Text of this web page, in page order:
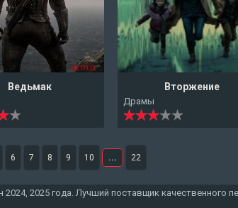
Ведьмак Вторжение
Драмы
6 7 8 9 10 ... 22
2025 года. Лучший поставщик качественного